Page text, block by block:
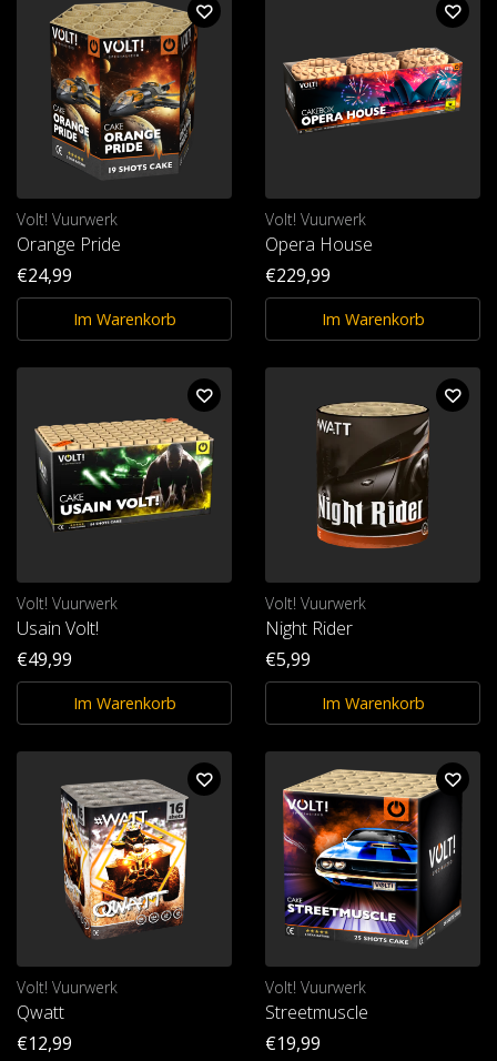
Volt! Vuurwerk
Orange Pride
€24,99
Im Warenkorb
Volt! Vuurwerk
Opera House
€229,99
Im Warenkorb
Volt! Vuurwerk
Usain Volt!
€49,99
Im Warenkorb
Volt! Vuurwerk
Night Rider
€5,99
Im Warenkorb
Volt! Vuurwerk
Qwatt
€12,99
Volt! Vuurwerk
Streetmuscle
€19,99